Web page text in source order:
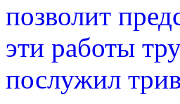
позволит
эти работы
послужил